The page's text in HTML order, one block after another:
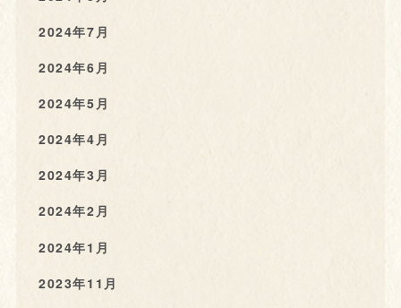
2024年7月
2024年6月
2024年5月
2024年4月
2024年3月
2024年2月
2024年1月
2023年11月